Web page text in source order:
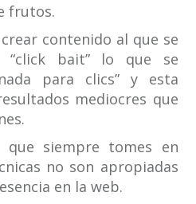
frutos.
contenido al que se
“click bait” lo que se
para clics” y esta
mediocres que
que siempre tomes en
no son apropiadas
en la web.